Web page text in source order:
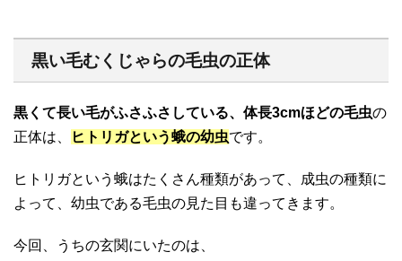
黒い毛むくじゃらの毛虫の正体
黒くて長い毛がふさふさしている、体長3cmほどの毛虫の
正体は、
ヒトリガという蛾の幼虫です。
ヒトリガという蛾はたくさん種類があって、成虫の種類に
よって、幼虫である毛虫の見た目も違ってきます。
今回、うちの玄関にいたのは、